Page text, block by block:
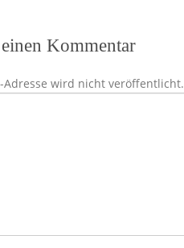
Kommentar
Adresse wird nicht veröffentlicht.